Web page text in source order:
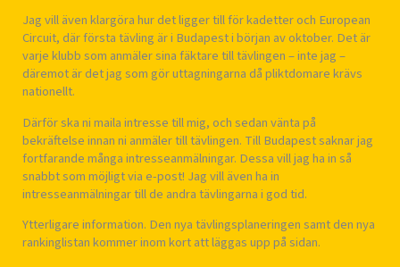
Jag vill även klargöra hur det ligger till för kadetter och European
Circuit, där första tävling är i Budapest i början av oktober. Det är
varje klubb som anmäler sina fäktare till tävlingen – inte jag –
däremot är det jag som gör uttagningarna då pliktdomare krävs
nationellt.
Därför ska ni maila intresse till mig, och sedan vänta på
bekräftelse innan ni anmäler till tävlingen. Till Budapest saknar jag
fortfarande många intresseanmälningar. Dessa vill jag ha in så
snabbt som möjligt via e-post! Jag vill även ha in
intresseanmälningar till de andra tävlingarna i god tid.
Ytterligare information. Den nya tävlingsplaneringen samt den nya
rankinglistan kommer inom kort att läggas upp på sidan.